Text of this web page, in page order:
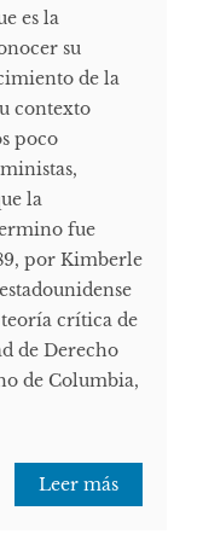
es la
su
de la
contexto
poco
la
fue
por Kimberle
crítica de
de Derecho
de Columbia,
Leer más